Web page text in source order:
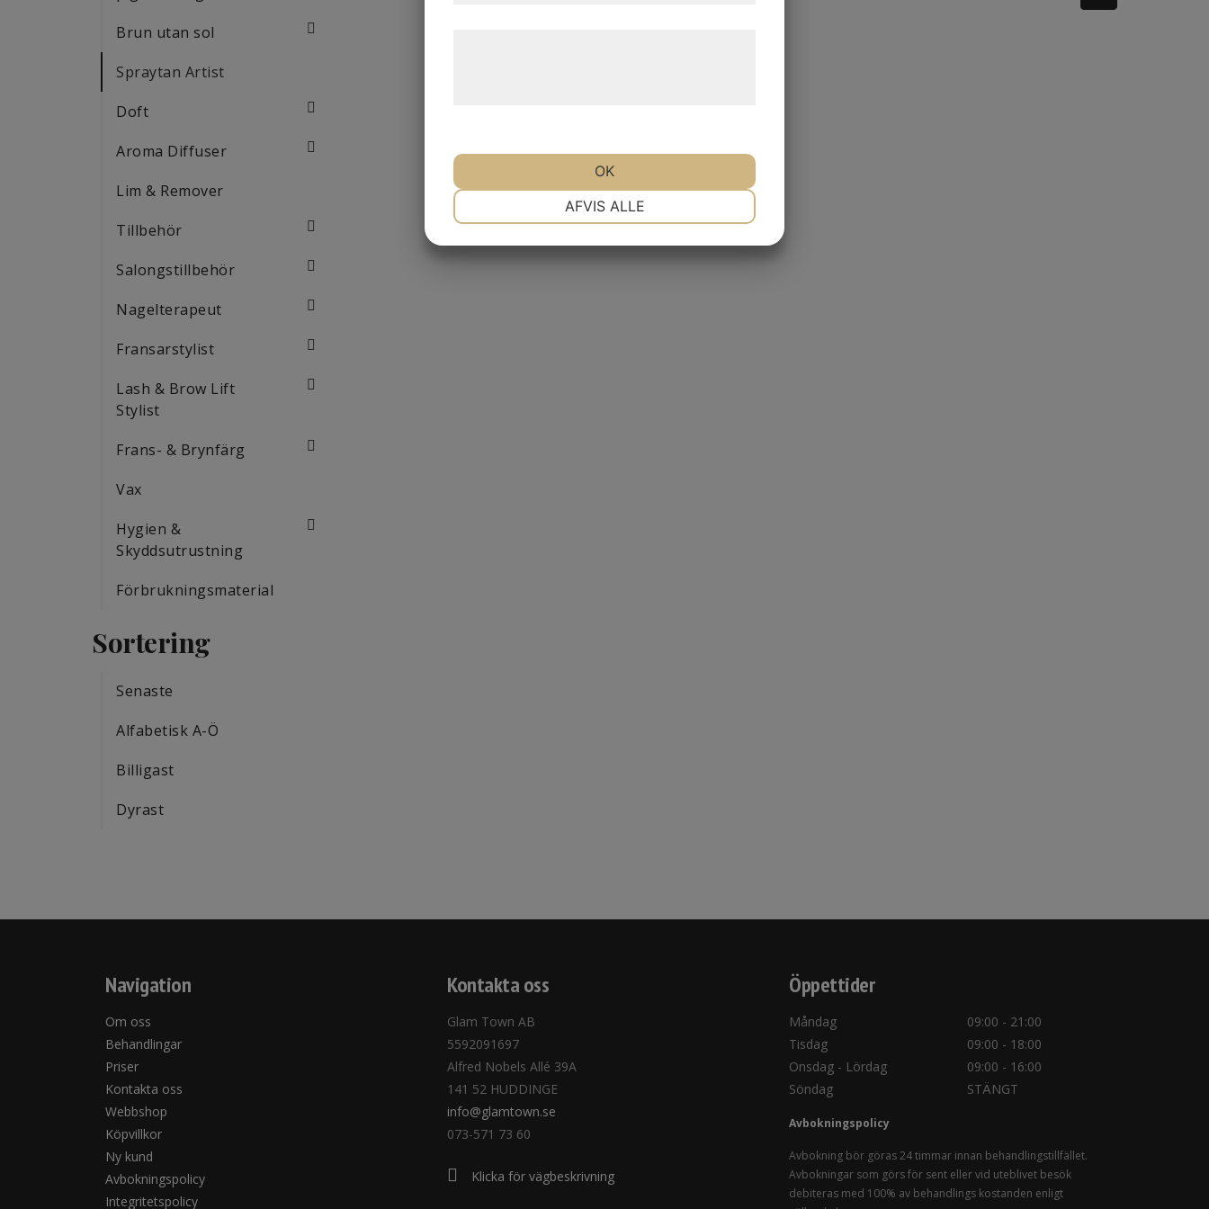
Brun utan sol
Spraytan Artist
Doft
Aroma Diffuser
Lim & Remover
Tillbehör
Salongstillbehör
Nagelterapeut
Fransarstylist
Lash & Brow Lift
Stylist
Frans- & Brynfärg
Vax
Hygien &
Skyddsutrustning
Förbrukningsmaterial
Sortering
Senaste
Alfabetisk A-Ö
Billigast
Dyrast
Navigation
Om oss
Behandlingar
Priser
Kontakta oss
Webbshop
Köpvillkor
Ny kund
Avbokningspolicy
Integritetspolicy
Kontakta oss
Glam Town AB
5592091697
Alfred Nobels Allé 39A
141 52 HUDDINGE
info@glamtown.se
073-571 73 60
Klicka för vägbeskrivning
Öppettider
Måndag
09:00 - 21:00
Tisdag
09:00 - 18:00
Onsdag - Lördag
09:00 - 16:00
Söndag
STÄNGT
Avbokningspolicy
Avbokning bör göras 24 timmar innan behandlingstillfället.
Avbokningar som görs för sent eller vid uteblivet besök
debiteras med 100% av behandlings kostanden enligt
AFVIS ALLE
OK